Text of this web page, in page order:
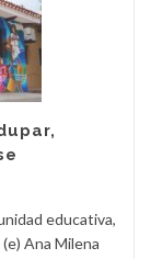
educativa,
Ana Milena